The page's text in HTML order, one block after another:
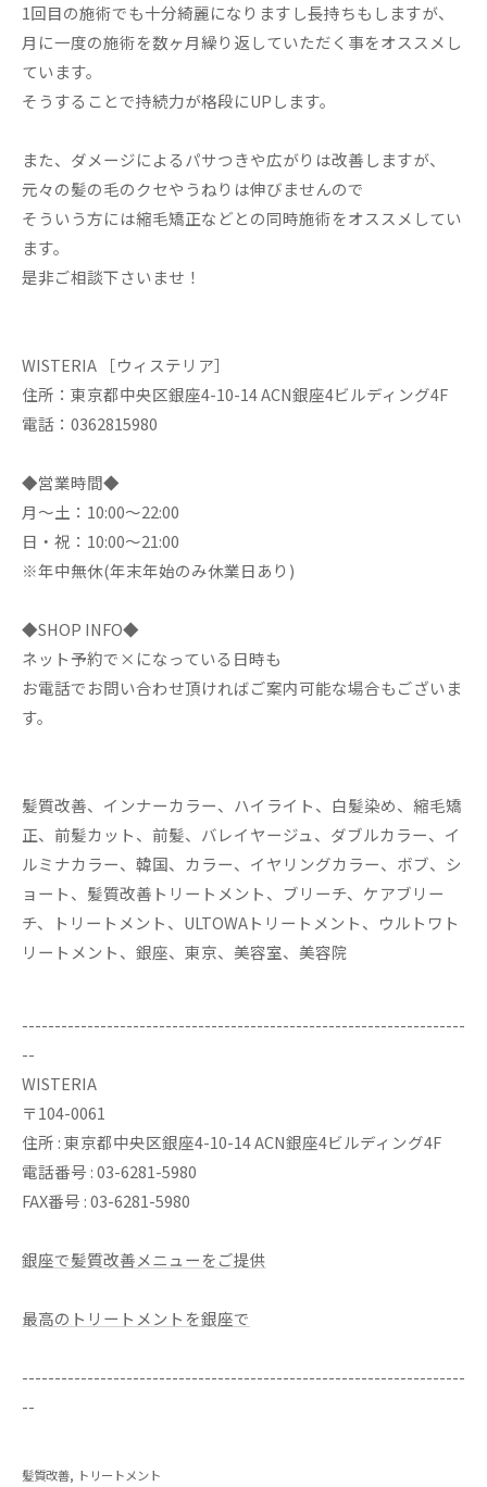
1回目の施術でも十分綺麗になりますし長持ちもしますが、
月に一度の施術を数ヶ月繰り返していただく事をオススメし
ています。
そうすることで持続力が格段にUPします。
また、ダメージによるパサつきや広がりは改善しますが、
元々の髪の毛のクセやうねりは伸びませんので
そういう方には縮毛矯正などとの同時施術をオススメしてい
ます。
是非ご相談下さいませ！
WISTERIA ［ウィステリア］
住所：東京都中央区銀座4-10-14 ACN銀座4ビルディング4F
電話：0362815980
◆営業時間◆
月～土：10:00～22:00
日・祝：10:00～21:00
※年中無休(年末年始のみ休業日あり)
◆SHOP INFO◆
ネット予約で×になっている日時も
お電話でお問い合わせ頂ければご案内可能な場合もございま
す。
髪質改善、インナーカラー、ハイライト、白髪染め、縮毛矯
正、前髪カット、前髪、バレイヤージュ、ダブルカラー、イ
ルミナカラー、韓国、カラー、イヤリングカラー、ボブ、シ
ョート、髪質改善トリートメント、ブリーチ、ケアブリー
チ、トリートメント、ULTOWAトリートメント、ウルトワト
リートメント、銀座、東京、美容室、美容院
--------------------------------------------------------------------
--
WISTERIA
〒104-0061
住所 : 東京都中央区銀座4-10-14 ACN銀座4ビルディング4F
電話番号 : 03-6281-5980
FAX番号 : 03-6281-5980
銀座で髪質改善メニューをご提供
最高のトリートメントを銀座で
--------------------------------------------------------------------
--
髪質改善 トリートメント